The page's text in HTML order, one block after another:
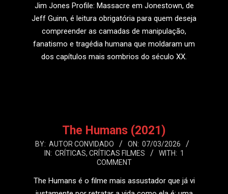
Jim Jones Profile: Massacre em Jonestown, de
Jeff Guinn, é leitura obrigatória para quem deseja
compreender as camadas de manipulação,
fanatismo e tragédia humana que moldaram um
dos capítulos mais sombrios do século XX.
The Humans (2021)
2026-
BY: AUTOR CONVIDADO ON: 07/03/2026
IN: CRÍTICAS, CRÍTICAS FILMES WITH: 1
COMMENT
The Humans é o filme mais assustador que já vi